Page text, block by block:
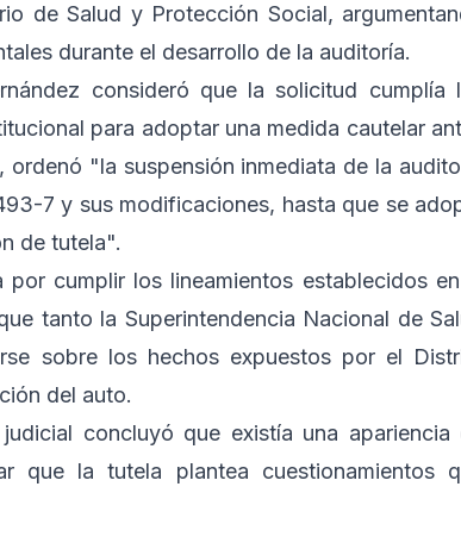
de Salud y Protección Social,
durante el desarrollo de la auditoría.
consideró que la solicitud cumplía
para adoptar una medida cautelar
"la suspensión inmediata de la
7 y sus modificaciones, hasta que se
de tutela".
cumplir los lineamientos establecidos
tanto la Superintendencia Nacional de
sobre los hechos expuestos por el
del auto.
concluyó que existía una apariencia
que la tutela plantea cuestionamientos